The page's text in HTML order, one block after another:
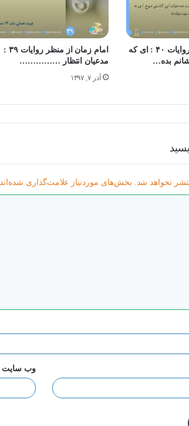
امام زمان از منظر روایات ۴۰ : ای که
بده…
امام زمان از منظر روایات ۳۹ :
مدعیان انتظار ……………
آذر ۷, ۱۳۹۷
نخواهد شد. بخش‌های موردنیاز علامت‌گذاری شده‌اند
وب‌ سایت